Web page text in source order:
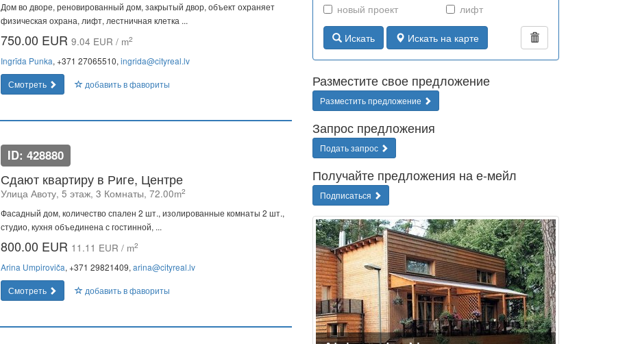
Дом во дворе, реновированный дом, закрытый двор, объект охраняет
физическая охрана, лифт, лестничная клетка ...
750.00 EUR 9.04 EUR / m2
Ingrīda Punka, +371 27065510, ingrida@cityreal.lv
Смотреть
добавить в фавориты
ID: 428880
Сдают квартиру в Риге, Центре
Улица Авоту, 5 этаж, 3 Комнаты, 72.00m2
Фасадный дом, количество спален 2 шт., изолированные комнаты 2 шт.,
студио, кухня объединена с гостинной, ...
800.00 EUR 11.11 EUR / m2
Arina Umpiroviča, +371 29821409, arina@cityreal.lv
Смотреть
добавить в фавориты
новый проект лифт
Искать Искать на карте
Разместите свое предложение
Разместить предложение
Запрос предложения
Подать запрос
Получайте предложения на е-мейл
Подписаться